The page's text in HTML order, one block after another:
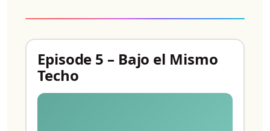
Episode 5 – Bajo el Mismo
Techo